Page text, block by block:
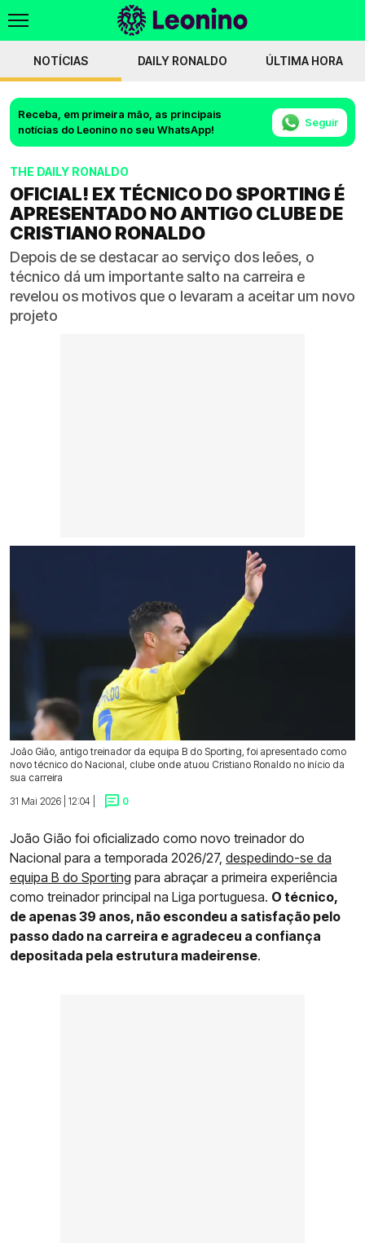
NOTÍCIAS DAILY RONALDO ÚLTIMA HORA
Receba, em primeira mão, as principais
notícias do Leonino no seu WhatsApp!
Seguir
THE DAILY RONALDO
OFICIAL! EX TÉCNICO DO SPORTING É
APRESENTADO NO ANTIGO CLUBE DE
CRISTIANO RONALDO
Depois de se destacar ao serviço dos leões, o
técnico dá um importante salto na carreira e
revelou os motivos que o levaram a aceitar um novo
projeto
João Gião, antigo treinador da equipa B do Sporting, foi apresentado como
novo técnico do Nacional, clube onde atuou Cristiano Ronaldo no início da
sua carreira
31 Mai 2026 | 12:04 |
0
João Gião foi oficializado como novo treinador do
Nacional para a temporada 2026/27, despedindo-se da
equipa B do Sporting para abraçar a primeira experiência
como treinador principal na Liga portuguesa. O técnico,
de apenas 39 anos, não escondeu a satisfação pelo
passo dado na carreira e agradeceu a confiança
depositada pela estrutura madeirense.